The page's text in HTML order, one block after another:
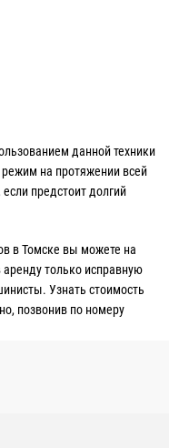
данной техники
на протяжении всей
предстоит долгий
в Томске вы можете на
только исправную
Узнать стоимость
позвонив по номеру